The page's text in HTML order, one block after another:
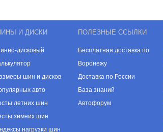
И ДИСКИ
дисковый
шин и дисков
авто
летних шин
зимних шин
нагрузки шин
ПОЛЕЗНЫЕ ССЫЛКИ
Бесплатная доставка по
Воронежу
Доставка по России
База знаний
Автофорум